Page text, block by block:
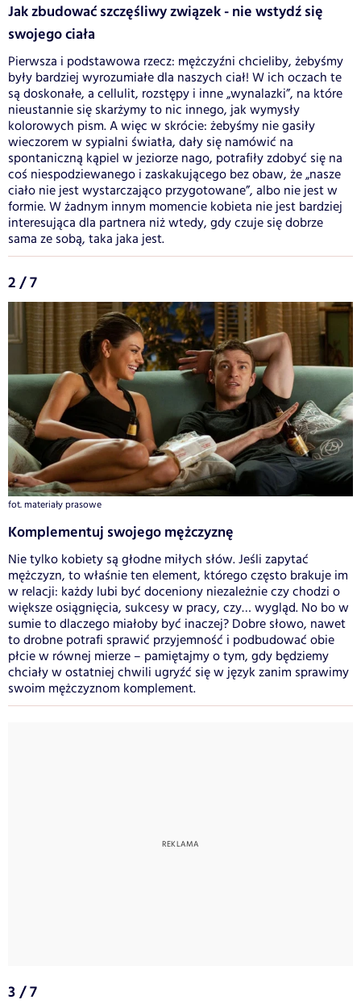
Jak zbudować szczęśliwy związek - nie wstydź się
swojego ciała
Pierwsza i podstawowa rzecz: mężczyźni chcieliby, żebyśmy
były bardziej wyrozumiałe dla naszych ciał! W ich oczach te
są doskonałe, a cellulit, rozstępy i inne „wynalazki”, na które
nieustannie się skarżymy to nic innego, jak wymysły
kolorowych pism. A więc w skrócie: żebyśmy nie gasiły
wieczorem w sypialni światła, dały się namówić na
spontaniczną kąpiel w jeziorze nago, potrafiły zdobyć się na
coś niespodziewanego i zaskakującego bez obaw, że „nasze
ciało nie jest wystarczająco przygotowane”, albo nie jest w
formie. W żadnym innym momencie kobieta nie jest bardziej
interesująca dla partnera niż wtedy, gdy czuje się dobrze
sama ze sobą, taka jaka jest.
2 / 7
fot. materiały prasowe
Komplementuj swojego mężczyznę
Nie tylko kobiety są głodne miłych słów. Jeśli zapytać
mężczyzn, to właśnie ten element, którego często brakuje im
w relacji: każdy lubi być doceniony niezależnie czy chodzi o
większe osiągnięcia, sukcesy w pracy, czy… wygląd. No bo w
sumie to dlaczego miałoby być inaczej? Dobre słowo, nawet
to drobne potrafi sprawić przyjemność i podbudować obie
płcie w równej mierze – pamiętajmy o tym, gdy będziemy
chciały w ostatniej chwili ugryźć się w język zanim sprawimy
swoim mężczyznom komplement.
3 / 7